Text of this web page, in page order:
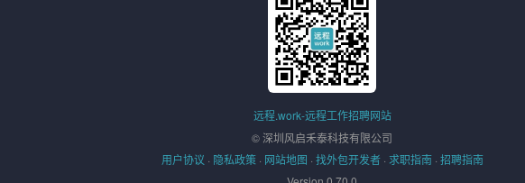
远程.work-远程工作招聘网站
© 深圳风启禾泰科技有限公司
用户协议 · 隐私政策 · 网站地图 · 找外包开发者 · 求职指南 · 招聘指南